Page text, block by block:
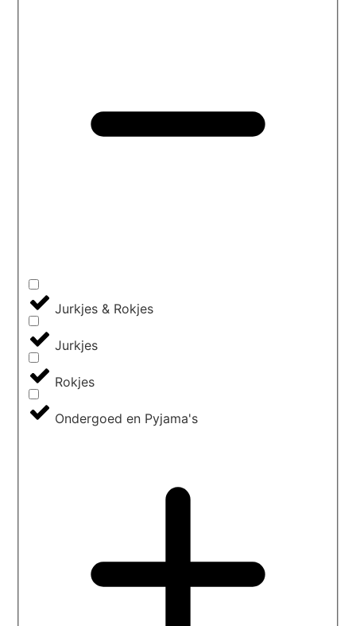
Jurkjes & Rokjes
Jurkjes
Rokjes
Ondergoed en Pyjama's